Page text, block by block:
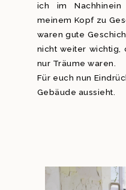
ich im
meinem Kopf zu
waren gute
nicht weiter wichtig,
nur Träume waren.
Für euch nun
Gebäude aussieht.